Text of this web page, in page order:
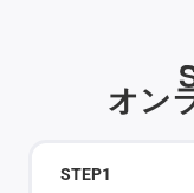
オン
STEP1